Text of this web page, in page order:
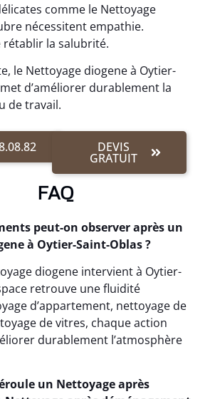
comme le Nettoyage
nécessitent empathie.
rétablir la salubrité.
le Nettoyage diogene à Oytier-
d’améliorer durablement la
de travail.
DEVIS
GRATUIT
FAQ
peut-on observer après un
à Oytier-Saint-Oblas ?
diogene intervient à Oytier-
retrouve une fluidité
d’appartement, nettoyage de
de vitres, chaque action
durablement l’atmosphère
un Nettoyage après